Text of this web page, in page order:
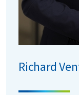
Richard